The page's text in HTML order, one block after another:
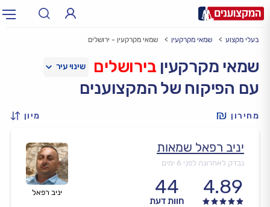
עירעיר: תל אביב, חיפה…
בעלי מקצוע שמאי מקרקעין שמאי מקרקעין - ירושלים
שמאי מקרקעין בירושלים
עם הפיקוח של המקצוענים
מחירון מיון
יניב רפאל
יניב רפאל שמאות
נבדק לאחרונה לפני 6 ימים
4.89
44
חוות דעת